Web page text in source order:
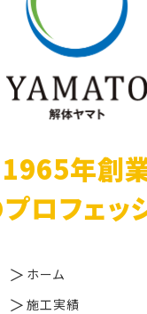
1965年創
ロフェッ
ホーム
施工実績